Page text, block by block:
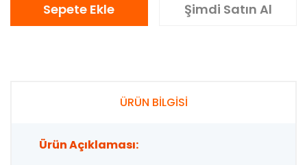
Sepete Ekle Şimdi Satın Al
ÜRÜN BİLGİSİ
Ürün Açıklaması: